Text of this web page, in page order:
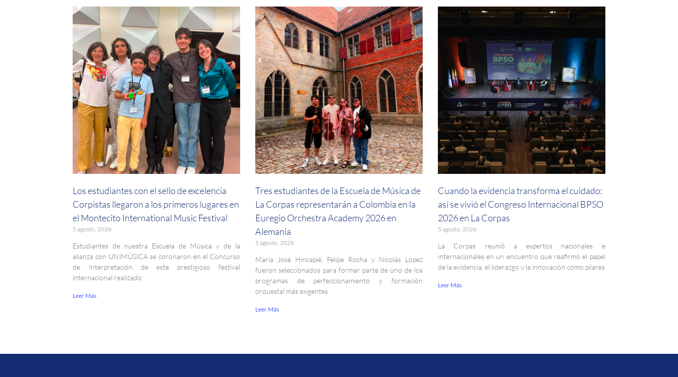
Los estudiantes con el sello de excelencia
Corpistas llegaron a los primeros lugares en
el Montecito International Music Festival
5 agosto, 2026
Estudiantes de nuestra Escuela de Música y de la
alianza con UNIMÚSICA se coronaron en el Concurso
de Interpretación de este prestigioso festival
internacional realizado
Leer Más
Tres estudiantes de la Escuela de Música de
La Corpas representarán a Colombia en la
Euregio Orchestra Academy 2026 en
Alemania
5 agosto, 2026
María José Hincapié, Felipe Rocha y Nicolás López
fueron seleccionados para formar parte de uno de los
programas de perfeccionamiento y formación
orquestal más exigentes
Leer Más
Cuando la evidencia transforma el cuidado:
así se vivió el Congreso Internacional BPSO
2026 en La Corpas
5 agosto, 2026
La Corpas reunió a expertos nacionales e
internacionales en un encuentro que reafirmó el papel
de la evidencia, el liderazgo y la innovación como pilares
Leer Más